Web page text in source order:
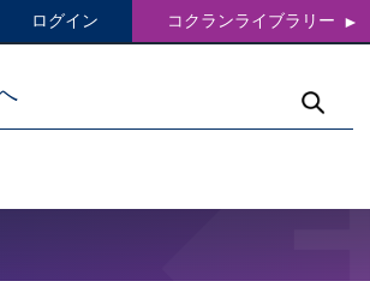
ログイン コクランライブラリー